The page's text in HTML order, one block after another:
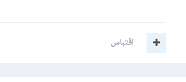
اقتباس